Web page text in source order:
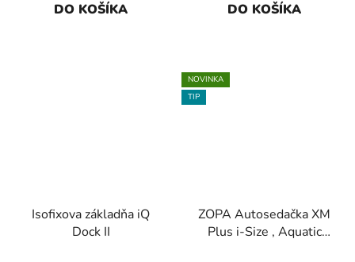
DO KOŠÍKA DO KOŠÍKA
Isofixova základňa iQ
Dock II
NOVINKA
TIP
ZOPA Autosedačka XM
Plus i-Size , Aquatic